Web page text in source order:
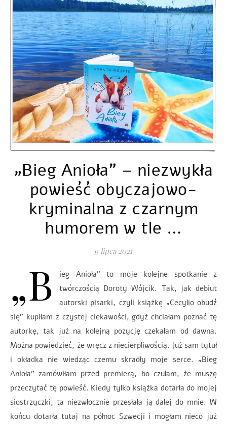
„Bieg Anioła” – niezwykła
powieść obyczajowo-
kryminalna z czarnym
humorem w tle …
9 lipca 2021
„B
ieg Anioła” to moje kolejne spotkanie z
twórczością Doroty Wójcik. Tak, jak debiut
autorski pisarki, czyli książkę „Cecylio obudź
się” kupiłam z czystej ciekawości, gdyż chciałam poznać tę
autorkę, tak już na kolejną pozycję czekałam od dawna.
Można powiedzieć, że wręcz z niecierpliwością. Już sam tytuł
i okładka nie wiedząc czemu skradły moje serce. „Bieg
Anioła” zamówiłam przed premierą, bo czułam, że muszę
przeczytać tę powieść. Kiedy tylko książka dotarła do mojej
siostrzyczki, ta niezwłocznie przesłała ją dalej do mnie. W
końcu dotarła tutaj na północ Szwecji i mogłam nieco już